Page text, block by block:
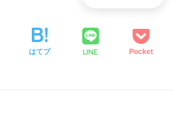
はてブ LINE Pocket